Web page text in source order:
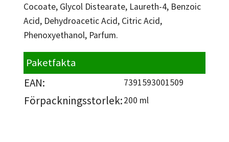
Cocoate, Glycol Distearate, Laureth-4, Benzoic
Acid, Dehydroacetic Acid, Citric Acid,
Phenoxyethanol, Parfum.
Paketfakta
EAN: 7391593001509
Förpackningsstorlek:200 ml